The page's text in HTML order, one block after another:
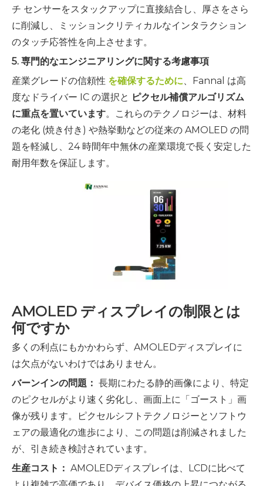
チ センサーをスタックアップに直接結合し、厚さをさら
に削減し、ミッションクリティカルなインタラクション
のタッチ応答性を向上させます。
5. 専門的なエンジニアリングに関する考慮事項
産業グレードの信頼性 を確保するために 、Fannal は高
度なドライバー IC の選択と ピクセル補償アルゴリズム
に重点を置いています。これらのテクノロジーは、材料
の老化 (焼き付き) や熱挙動などの従来の AMOLED の問
題を軽減し、24 時間年中無休の産業環境で長く安定した
耐用年数を保証します。
AMOLED ディスプレイの制限とは
何ですか
多くの利点にもかかわらず、AMOLEDディスプレイに
は欠点がないわけではありません。
バーンインの問題： 長期にわたる静的画像により、特定
のピクセルがより速く劣化し、画面上に「ゴースト」画
像が残ります。ピクセルシフトテクノロジーとソフトウ
ェアの最適化の進歩により、この問題は削減されました
が、引き続き検討されています。
生産コスト： AMOLEDディスプレイは、LCDに比べて